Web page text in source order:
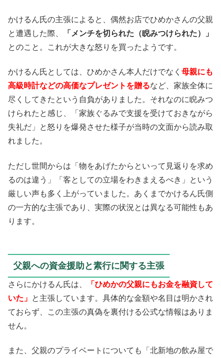
かけるん氏の主張によると、偶然お店でひめかさんの父親
と遭遇した際、
「メンチを切られた（睨みつけられた）」
とのこと。これが大きな怒りを買ったようです。
かけるん氏としては、ひめかさん本人だけでなく 母親にも
高級時計などの高価なプレゼントを贈るなど、家族全体に
尽くしてきたという自負がありました。それなのに睨みつ
けられたと感じ、「家族ぐるみで支援を受けておきながら
失礼だ」と怒りを爆発させた様子が当時の文面から読み取
れました。
ただし世間からは「物をあげたからといって見返りを求め
るのは違う」「客としての立場をわきまえるべき」という
厳しい声も多く上がっていました。あくまでかけるん氏側
の一方的な主張であり、実際の状況とは異なる可能性もあ
ります。
父親への資金援助と素行に関する主張
さらにかけるん氏は、
「ひめかの父親にもお金を融資して
いた」 と主張しています。具体的な金額や名目は明かされ
ておらず、この主張の真偽を裏付ける公式な情報はありま
せん。
また、父親のプライベートについても「北新地の飲み屋で